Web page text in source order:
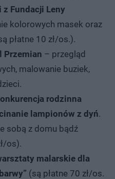
Fundacji Leny
kolorowych masek oraz
płatne 10 zł/os.).
Przemian – przegląd
malowanie buziek,
rodzinna
lampionów z dyń.
sobą z domu bądź
os).
malarskie dla
(są płatne 70 zł/os.